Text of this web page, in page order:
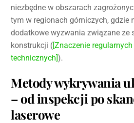
niezbędne w obszarach
tym w regionach górniczych, gdzie
dodatkowe wyzwania związane ze
konstrukcji ([Znaczenie
technicznych]).
Metody wykrywania
– od inspekcji po
laserowe